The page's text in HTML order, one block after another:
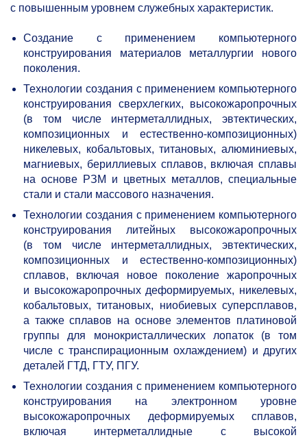
с повышенным уровнем служебных характеристик.
Создание с применением компьютерного
конструирования материалов металлургии нового
поколения.
Технологии создания с применением компьютерного
конструирования сверхлегких, высокожаропрочных
(в том числе интерметаллидных, эвтектических,
композиционных и естественно-композиционных)
никелевых, кобальтовых, титановых, алюминиевых,
магниевых, бериллиевых сплавов, включая сплавы
на основе РЗМ и цветных металлов, специальные
стали и стали массового назначения.
Технологии создания с применением компьютерного
конструирования литейных высокожаропрочных
(в том числе интерметаллидных, эвтектических,
композиционных и естественно-композиционных)
сплавов, включая новое поколение жаропрочных
и высокожаропрочных деформируемых, никелевых,
кобальтовых, титановых, ниобиевых суперсплавов,
а также сплавов на основе элементов платиновой
группы для монокристаллических лопаток (в том
числе с транспирационным охлаждением) и других
деталей ГТД, ГТУ, ПГУ.
Технологии создания с применением компьютерного
конструирования на электронном уровне
высокожаропрочных деформируемых сплавов,
включая интерметаллидные с высокой